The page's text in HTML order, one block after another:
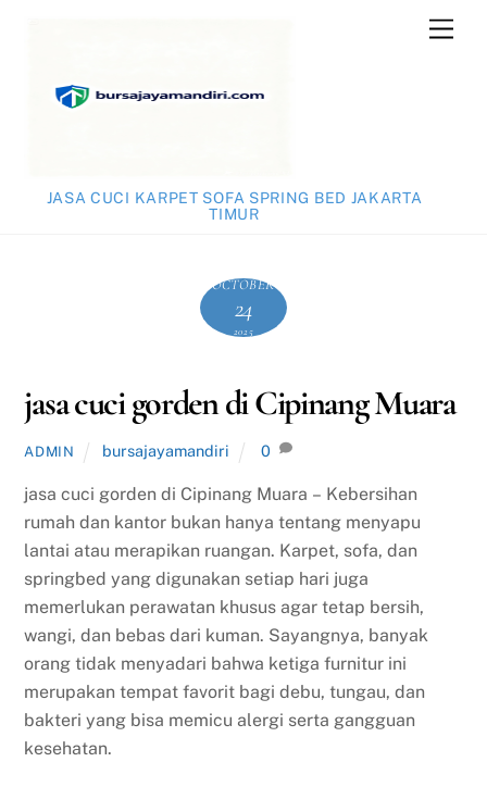
JASA CUCI KARPET SOFA SPRING BED JAKARTA
TIMUR
OCTOBER
24
2025
jasa cuci gorden di Cipinang Muara
ADMIN bursajayamandiri 0
jasa cuci gorden di Cipinang Muara – Kebersihan
rumah dan kantor bukan hanya tentang menyapu
lantai atau merapikan ruangan. Karpet, sofa, dan
springbed yang digunakan setiap hari juga
memerlukan perawatan khusus agar tetap bersih,
wangi, dan bebas dari kuman. Sayangnya, banyak
orang tidak menyadari bahwa ketiga furnitur ini
merupakan tempat favorit bagi debu, tungau, dan
bakteri yang bisa memicu alergi serta gangguan
kesehatan.